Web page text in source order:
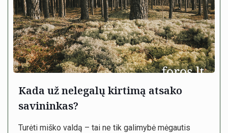
Kada už nelegalų kirtimą atsako
savininkas?
Turėti miško valdą – tai ne tik galimybė mėgautis